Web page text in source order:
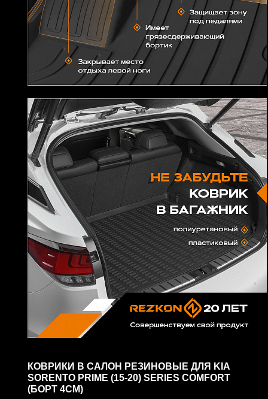
КОВРИКИ В САЛОН РЕЗИНОВЫЕ ДЛЯ KIA
SORENTO PRIME (15-20) SERIES COMFORT
(БОРТ 4СМ)